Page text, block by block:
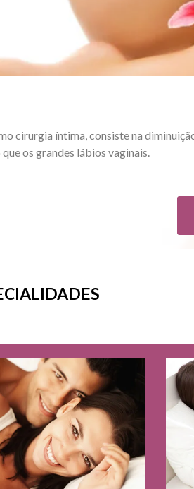
cirurgia íntima, consiste na
os grandes lábios vaginais.